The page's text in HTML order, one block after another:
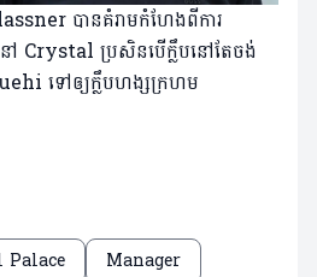
បានគំរាមកំហែងពីការ
Crystal ប្រសិនបើក្លឹបនៅតែចង់
ទៅឲ្យក្លឹបហង្សក្រហម
Palace
Manager